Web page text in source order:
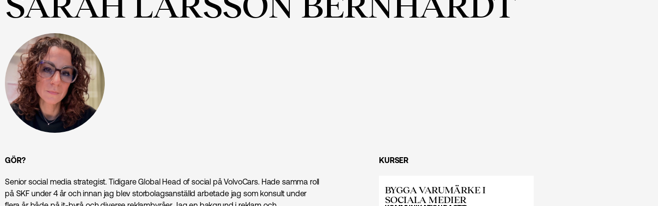
GÖR?
Senior social media strategist. Tidigare Global Head of social på VolvoCars. Hade samma roll
på SKF under 4 år och innan jag blev storbolagsanställd arbetade jag som konsult under
KURSER
BYGGA VARUMÄRKE I
SOCIALA MEDIER